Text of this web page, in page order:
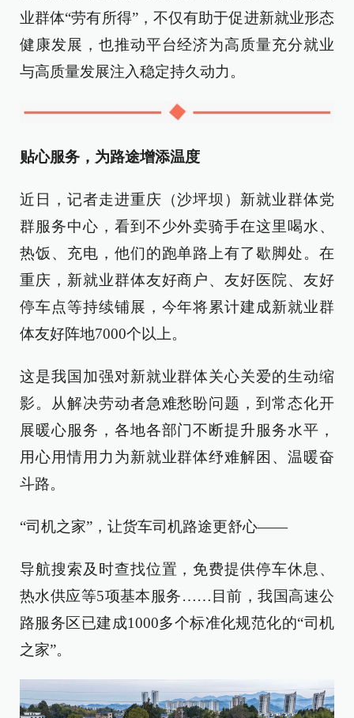
业群体“劳有所得”，不仅有助于促进新就业形态
健康发展，也推动平台经济为高质量充分就业
与高质量发展注入稳定持久动力。
贴心服务，为路途增添温度
近日，记者走进重庆（沙坪坝）新就业群体党
群服务中心，看到不少外卖骑手在这里喝水、
热饭、充电，他们的跑单路上有了歇脚处。在
重庆，新就业群体友好商户、友好医院、友好
停车点等持续铺展，今年将累计建成新就业群
体友好阵地7000个以上。
这是我国加强对新就业群体关心关爱的生动缩
影。从解决劳动者急难愁盼问题，到常态化开
展暖心服务，各地各部门不断提升服务水平，
用心用情用力为新就业群体纾难解困、温暖奋
斗路。
“司机之家”，让货车司机路途更舒心——
导航搜索及时查找位置，免费提供停车休息、
热水供应等5项基本服务……目前，我国高速公
路服务区已建成1000多个标准化规范化的“司机
之家”。